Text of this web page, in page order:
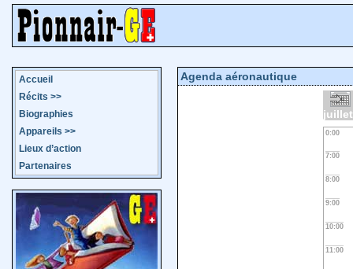
Accueil
Récits >>
Biographies
Appareils >>
Lieux d’action
Partenaires
Agenda aéronautique
0:00
7:00
8:00
9:00
10:00
11:00